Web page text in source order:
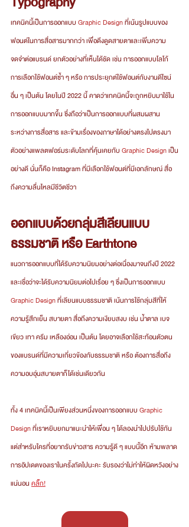
เทคนิคนี้เป็นการออกแบบ Graphic Design ที่เน้นรูปแบบของ
ฟอนต์ในการสื่อสารมากกว่า เพื่อดึงดูดสายตาและเพิ่มความ
จดจำต่อแบรนด์ ยกตัวอย่างที่เห็นได้ชัด เช่น การออกแบบโลโก้
การเลือกใช้ฟอนต์ซ้ำ ๆ หรือ การประยุกต์ใช้ฟอนต์กับงานดีไซน์
อื่น ๆ เป็นต้น โดยในปี 2022 นี้ คาดว่าเทคนิคนี้จะถูกหยิบมาใช้ใน
การออกแบบมากขึ้น ซึ่งถือว่าเป็นการออกแบบที่ผสมผสาน
ระหว่างการสื่อสาร และข้ามเรื่องของภาษาได้อย่างตรงไปตรงมา
ตัวอย่างแพลตฟอร์มระดับโลกที่คุ้นเคยกับ Graphic Design เป็น
อย่างดี นั่นก็คือ Instagram ที่มีเลือกใช้ฟอนต์ที่มีเอกลักษณ์ สื่อ
ถึงความลื่นไหลมีชีวิตชีวา
ออกแบบด้วยกลุ่มสีเลียนแบบ
ธรรมชาติ หรือ Earthtone
แนวการออกแบบที่ได้รับความนิยมอย่างต่อเนื่องมาจนถึงปี 2022
และเชื่อว่าจะได้รับความนิยมต่อไปเรื่อย ๆ ซึ่งเป็นการออกแบบ
Graphic Design ที่เลียนแบบธรรมชาติ เน้นการใช้กลุ่มสีที่ให้
ความรู้สึกเย็น สบายตา สื่อถึงความเงียบสงบ เช่น น้ำตาล เบจ
เขียว เทา ครีม เหลืองอ่อน เป็นต้น โดยอาจเลือกใช้สะท้อนตัวตน
ของแบรนด์ที่มีความเกี่ยวข้องกับธรรมชาติ หรือ ต้องการสื่อถึง
ความอบอุ่นสบายตาก็ได้เช่นเดียวกัน
ทั้ง 4 เทคนิคนี้เป็นเพียงส่วนหนึ่งของการออกแบบ Graphic
Design ที่เราหยิบยกมาแนะนำให้เพื่อน ๆ ได้ลองนำไปปรับใช้กัน
แต่สำหรับใครที่อยากรับข่าวสาร ความรู้ดี ๆ แบบนี้อีก ห้ามพลาด
การอัปเดตของเราในครั้งถัดไปนะคะ รับรองว่าไม่ทำให้ผิดหวังอย่าง
แน่นอน คลิ๊ก!